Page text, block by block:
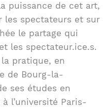
puissance de cet art,
les spectateurs et sur
le partage qui
les spectateur.ice.s.
pratique, en
de Bourg-la-
ses études en
l’université Paris-